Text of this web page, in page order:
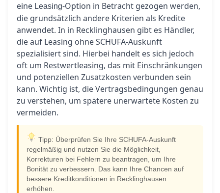
eine Leasing-Option in Betracht gezogen werden,
die grundsätzlich andere Kriterien als Kredite
anwendet. In in Recklinghausen gibt es Händler,
die auf Leasing ohne SCHUFA-Auskunft
spezialisiert sind. Hierbei handelt es sich jedoch
oft um Restwertleasing, das mit Einschränkungen
und potenziellen Zusatzkosten verbunden sein
kann. Wichtig ist, die Vertragsbedingungen genau
zu verstehen, um spätere unerwartete Kosten zu
vermeiden.
Tipp: Überprüfen Sie Ihre SCHUFA-Auskunft
regelmäßig und nutzen Sie die Möglichkeit,
Korrekturen bei Fehlern zu beantragen, um Ihre
Bonität zu verbessern. Das kann Ihre Chancen auf
bessere Kreditkonditionen in Recklinghausen
erhöhen.